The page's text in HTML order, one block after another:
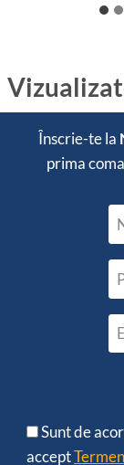
Înscrie-te la
prima
Sunt de
accept